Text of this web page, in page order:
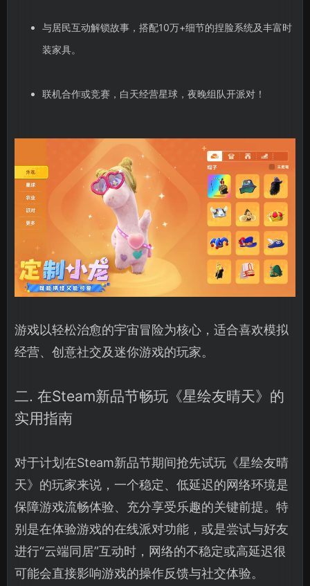
与居民互动解锁故事，搭配10万+细节的捏脸系统及丰富时
装家具。
联机合作或竞赛，白天经营星球，夜晚组队开派对！
游戏以轻松治愈的宇宙冒险为核心，适合喜欢模拟
经营、创意社交及迷你游戏的玩家。
二. 在Steam新品节畅玩《星绘友晴天》的
实用指南
对于计划在Steam新品节期间抢先试玩《星绘友晴
天》的玩家来说，一个稳定、低延迟的网络环境是
保障游戏流畅体验、充分享受乐趣的关键前提。特
别是在体验游戏的在线派对功能，或是尝试与好友
进行“云端同居”互动时，网络的不稳定或高延迟很
可能会直接影响游戏的操作反馈与社交体验。